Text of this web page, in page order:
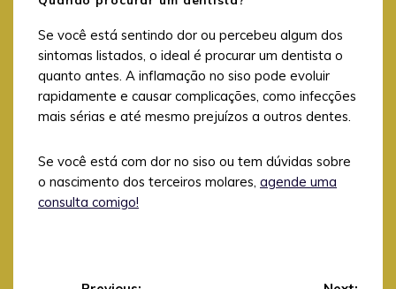
Se você está sentindo dor ou percebeu algum dos
sintomas listados, o ideal é procurar um dentista o
quanto antes. A inflamação no siso pode evoluir
rapidamente e causar complicações, como infecções
mais sérias e até mesmo prejuízos a outros dentes.
Se você está com dor no siso ou tem dúvidas sobre
o nascimento dos terceiros molares, agende uma
consulta comigo!